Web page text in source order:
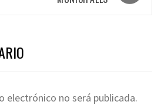
electrónico no será publicada.